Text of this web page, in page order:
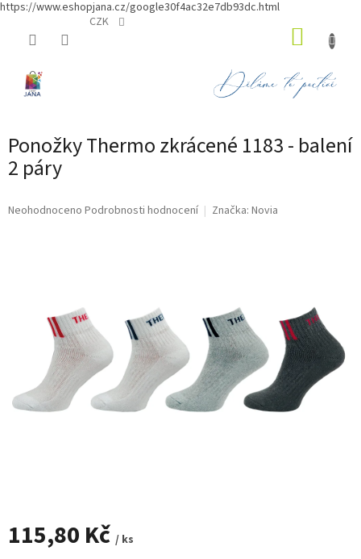
https://www.eshopjana.cz/google30f4ac32e7db93dc.html
CZK
Ponožky Thermo zkrácené 1183 - balení
2 páry
Průměrné
hvězdiček.
Neohodnoceno Podrobnosti hodnocení Značka: Novia
115,80 Kč / ks